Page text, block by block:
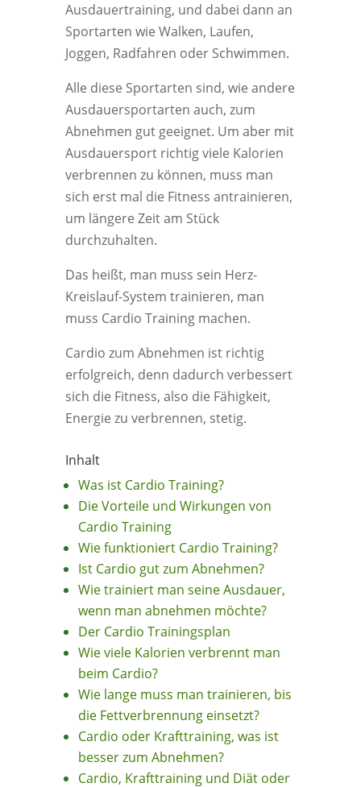
Ausdauertraining, und dabei dann an
Sportarten wie Walken, Laufen,
Joggen, Radfahren oder Schwimmen.
Alle diese Sportarten sind, wie andere
Ausdauersportarten auch, zum
Abnehmen gut geeignet. Um aber mit
Ausdauersport richtig viele Kalorien
verbrennen zu können, muss man
sich erst mal die Fitness antrainieren,
um längere Zeit am Stück
durchzuhalten.
Das heißt, man muss sein Herz-
Kreislauf-System trainieren, man
muss Cardio Training machen.
Cardio zum Abnehmen ist richtig
erfolgreich, denn dadurch verbessert
sich die Fitness, also die Fähigkeit,
Energie zu verbrennen, stetig.
Inhalt
Was ist Cardio Training?
Die Vorteile und Wirkungen von
Cardio Training
Wie funktioniert Cardio Training?
Ist Cardio gut zum Abnehmen?
Wie trainiert man seine Ausdauer,
wenn man abnehmen möchte?
Der Cardio Trainingsplan
Wie viele Kalorien verbrennt man
beim Cardio?
Wie lange muss man trainieren, bis
die Fettverbrennung einsetzt?
Cardio oder Krafttraining, was ist
besser zum Abnehmen?
Cardio, Krafttraining und Diät oder